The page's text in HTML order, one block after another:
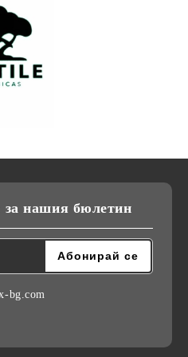
за нашия бюлетин
bg.com